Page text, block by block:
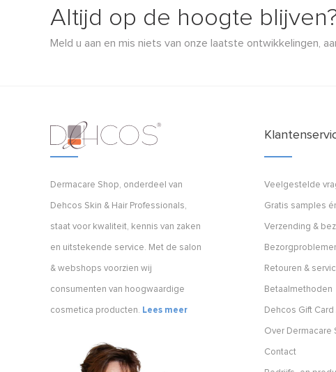
Altijd op de hoogte
Meld u aan en mis niets van onze laatste ontwikkelingen,
Dermacare Shop, onderdeel van
Dehcos Skin & Hair Professionals,
staat voor kwaliteit, kennis van zaken
en uitstekende service. Met de salon
& webshops voorzien wij
consumenten van hoogwaardige
cosmetica producten. Lees meer
Veelgestelde
Gratis samples
Verzending &
Retouren &
Betaalmethoden
Dehcos Gift
Over Dermacare
Contact